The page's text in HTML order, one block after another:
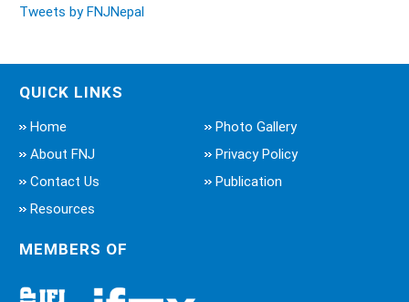
Tweets by FNJNepal
QUICK LINKS
Home
Photo Gallery
About FNJ
Privacy Policy
Contact Us
Publication
Resources
MEMBERS OF